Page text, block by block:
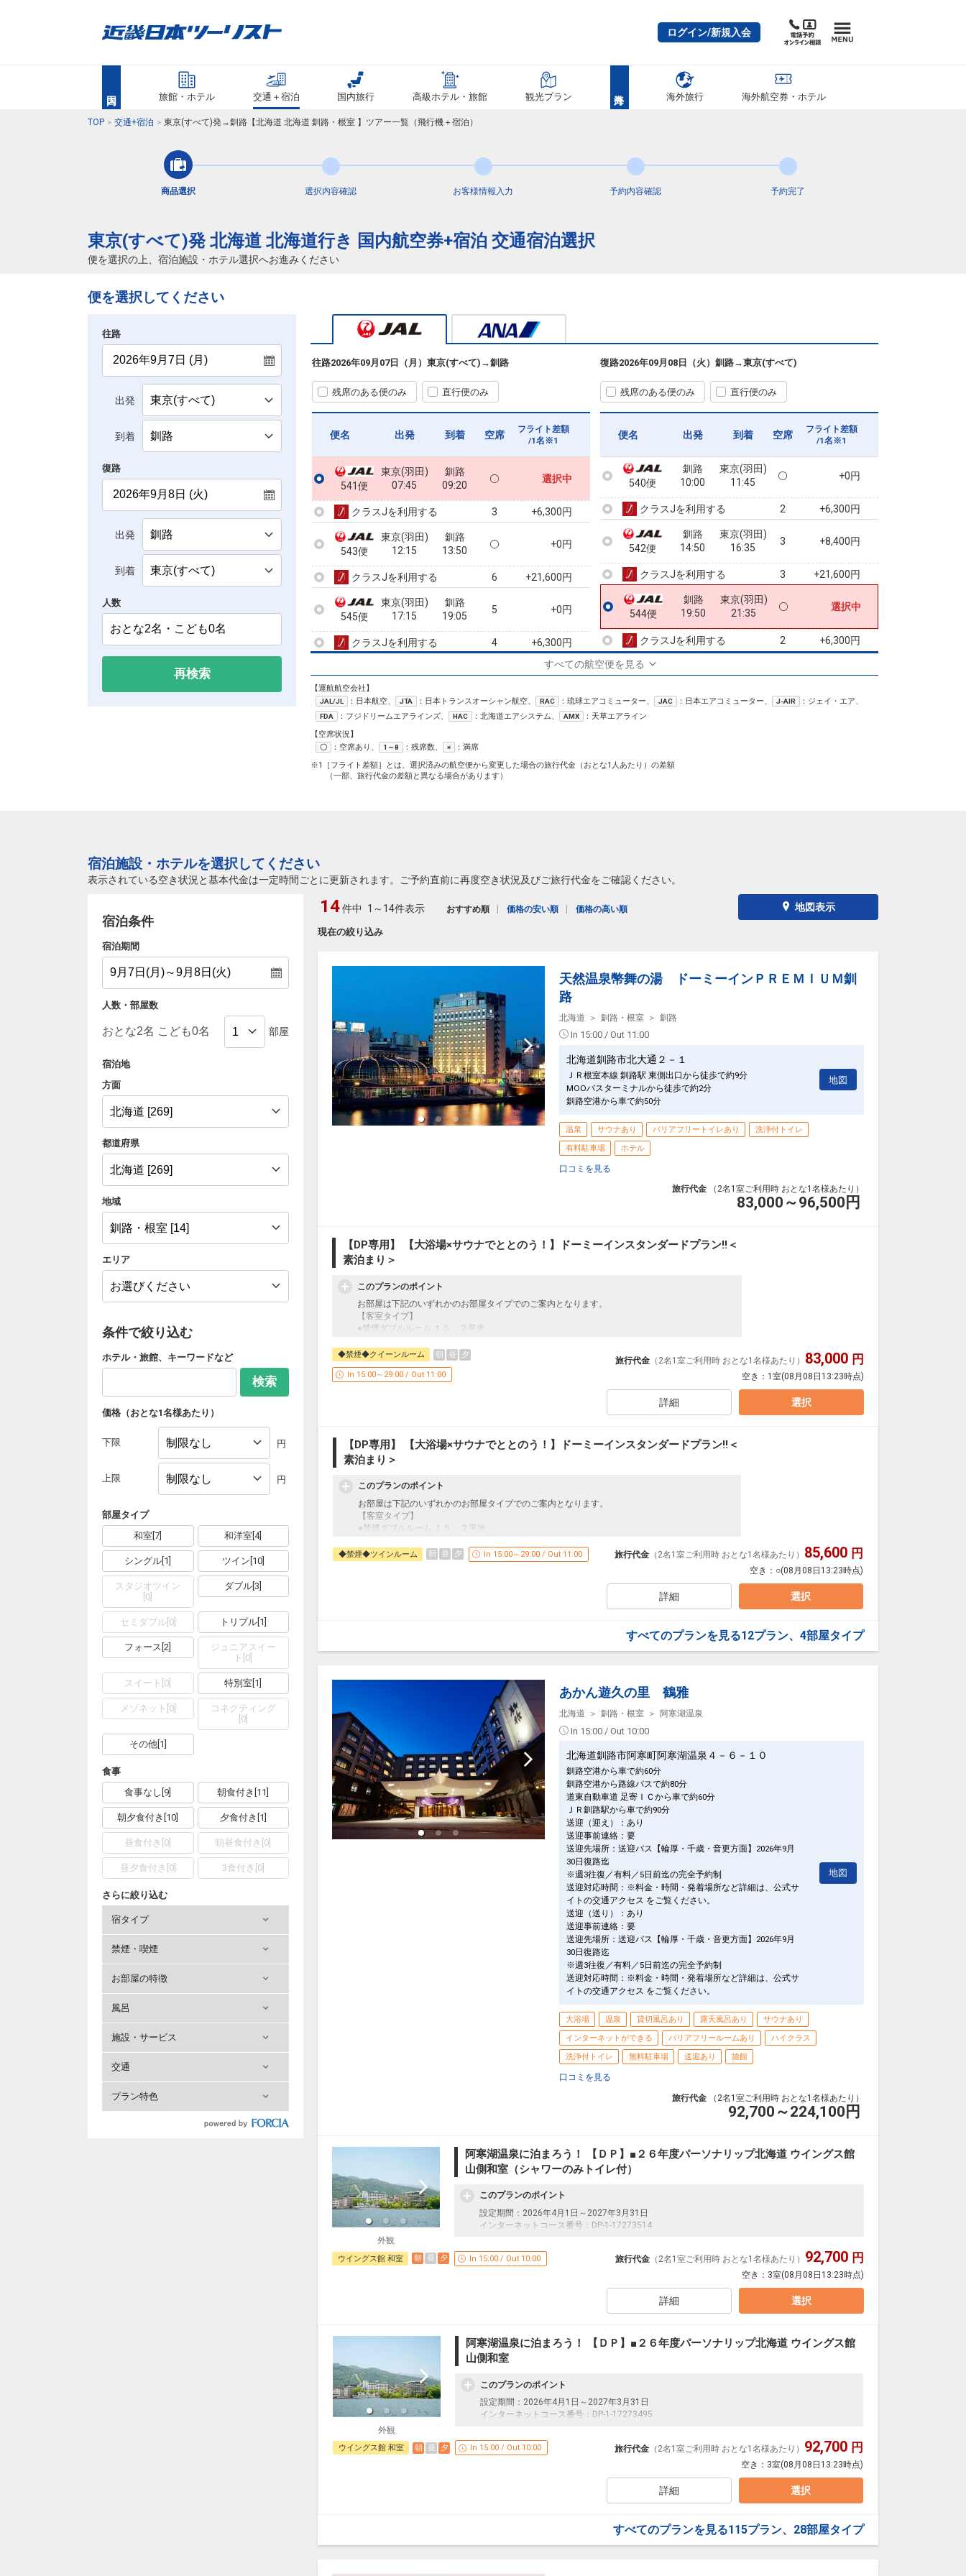
ログイン/新規入会
旅館・ホテル 交通＋宿泊 国内旅行 高級ホテル・旅館 観光プラン 海外旅行 海外航空券・ホテル
TOP 交通+宿泊 東京(すべて)発→釧路【北海道 北海道 釧路・根室 】ツアー一覧（飛行機＋宿泊）
商品選択 選択内容確認 お客様情報 入力 予約内容確認 予約完了
東京(すべて)発 北海道 北海道行き 国内航空券+宿泊 交通宿泊選択
便を選択の上、宿泊施設・ホテル選択へお進みください
便を選択してください
往路
出発
到着
復路
出発
到着
人数
再検索
往路2026年09月07日（月） 東京(すべて) →釧路
残席のある便のみ 直行便のみ
便名 出発 到着 空席
フライト差額
/1名※1
541便
東京(羽田)
07:45
釧路
09:20
選択中
クラスJを利用する 3 +6,300円
543便
東京(羽田)
12:15
釧路
13:50
+0円
クラスJを利用する 6 +21,600円
545便
東京(羽田)
17:15
釧路
19:05
5 +0円
クラスJを利用する 4 +6,300円
復路2026年09月08日（火） 釧路→東京(すべて)
残席のある便のみ 直行便のみ
便名 出発 到着 空席
フライト差額
/1名※1
540便
釧路
10:00
東京(羽田)
11:45
+0円
クラスJを利用する 2 +6,300円
542便
釧路
14:50
東京(羽田)
16:35
3 +8,400円
クラスJを利用する 3 +21,600円
544便
釧路
19:50
東京(羽田)
21:35
選択中
クラスJを利用する 2 +6,300円
すべての航空便を見る
【運航航空会社】
JAL/JL ：日本航空、 JTA ：日本トランスオーシャン航空、 RAC ：琉球エアコミューター、 JAC ：日本エアコミューター、 J-AIR ：ジェイ・エア、
FDA ：フジドリームエアラインズ、 HAC ：北海道エアシステム、 AMX
：天草エアライン
【空席状況】
〇 ：空席あり、 1～8 ：残席数、 ×
：満席
※1［フライト差額］とは、選択済みの航空便から変更した場合の旅行代金（おとな1人あたり）の差額
（一部、旅行代金の差額と異なる場合があります）
宿泊施設・ホテルを選択してください
表示されている空き状況と基本代金は一定時間ごとに更新されます。ご予約直前に再度空き状況及びご旅行代金をご確認ください。
宿泊条件
宿泊期間
人数・部屋数
部屋
宿泊地
方面
都道府県
地域
エリア
条件で絞り込む
ホテル・旅館、キーワードなど
検索
価格（おとな1名様あたり）
下限 円
上限 円
部屋タイプ
和室 [7 和洋室 [4]
シングル 1 ツイン 10]
スタジオツイン
0
ダブル [3
セミダブル[ 0] トリプル[ 1
フォース [2
ジュニアスイー
ト 0
スイート 0 特別室 1
メゾネット 0]
コネクティング
0]
その他[ 1
食事
食事なし 9 朝食付き 11
朝夕食付き 10 夕食付き 1
昼食付き 0 朝昼食付き 0
昼夕食付き 0] 3食付き 0]
さらに絞り込む
宿タイプ
禁煙・喫煙
お部屋の特徴
風呂
施設・サービス
交通
プラン特色
地図表示
現在の絞り込み
14件中 1～14件表示 おすすめ順 価格の安い順 価格の高い順
天然温泉幣舞の湯 ドーミーインＰＲＥＭＩＵＭ釧
路
北海道 釧路・根室 釧路
In 15:00 / Out 11:00
北海道釧路市北大通２－１
ＪＲ根室本線 釧路駅 東側出口から徒歩で約9分
MOOバスターミナルから徒歩で約2分
釧路空港から車で約50分
地図
温泉 サウナあり バリアフリートイレあり
洗浄付トイレ
有料駐車場
ホテル
口コミを見る
旅行代金 （2名1室ご利用時 おとな1名様あたり）
83,000～96,500 円
【DP専用】 【大浴場×サウナでととのう！】ドーミーインスタンダードプラン!!＜
素泊まり＞
このプランのポイント
お部屋は下記のいずれかのお部屋タイプでのご案内となります。
【客室タイプ】
●禁煙ダブルルーム １５．２平米
●禁煙ツインルーム ２１．８平米
●禁煙和風ツインルーム ２１．８平米
『とてつもなく気持ちいい感覚』で『なんとも言えないリフレッシュされた状態』
になり、それを「ととのう」と言われています。
【場所】最上階１３階
【時間】１５：００～翌朝１０：００
※サウナのみ深夜１：００～５：００利用休止
【浴槽】内湯／露天風呂／水風呂／サウナ
【効能】打ち身／外傷／関節痛／筋肉痛／神経痛／冷え症／慢性消化器病 等
※刺青・タトゥー等をされている方のご入浴はお断りしております。
・駐車場につきましてはご到着時係員がご案内いたします。（１泊１台７００円）
・途中出庫、連泊のお客様につきましてはお戻りの際に空いている場所でのご案内となります。
設定期間：2022年1月12日～2027年7月2日
インターネットコース番号：DP-2-200000002707
◆禁煙◆クイーンルーム 朝 昼 夕
In 15:00～29:00 / Out 11:00
旅行代金 （2名1室ご利用時 おとな1名様あたり） 83,000 円
空き： 1室(08月08日13:23時点)
詳細 選択
【DP専用】 【大浴場×サウナでととのう！】ドーミーインスタンダードプラン!!＜
素泊まり＞
このプランのポイント
お部屋は下記のいずれかのお部屋タイプでのご案内となります。
【客室タイプ】
●禁煙ダブルルーム １５．２平米
●禁煙ツインルーム ２１．８平米
●禁煙和風ツインルーム ２１．８平米
『とてつもなく気持ちいい感覚』で『なんとも言えないリフレッシュされた状態』
になり、それを「ととのう」と言われています。
【時間】１５：００～翌朝１０：００
※サウナのみ深夜１：００～５：００利用休止
【浴槽】内湯／露天風呂／水風呂／サウナ
【泉質】ナトリウム・カルシウム塩化物泉
【効能】打ち身／外傷／関節痛／筋肉痛／神経痛／冷え症／慢性消化器病 等
※刺青・タトゥー等をされている方のご入浴はお断りしております。
■駐車場のご案内■
・駐車場につきましてはご到着時係員がご案内いたします。（１泊１台７００円）
・途中出庫、連泊のお客様につきましてはお戻りの際に空いている場所でのご案内となります。
※スペースの確保は出来かねます。何卒ご了承下さいませ。
・ホテル駐車場満車の際は当館ご指定の駐車場に限り１泊１台７００円にてご案内させて頂きま
◆禁煙◆ツインルーム 朝 昼 夕 In 15:00～29:00 / Out 11:00 旅行代金 （2名1室ご利用時 おとな1名様あたり） 85,600 円
空き： ○(08月08日13:23時点)
詳細 選択
すべてのプランを見る12プラン、4部屋タイプ
あかん遊久の里 鶴雅
北海道 釧路・根室 阿寒湖温泉
In 15:00 / Out 10:00
北海道釧路市阿寒町阿寒湖温泉４－６－１０
釧路空港から車で約60分
釧路空港から路線バスで約80分
道東自動車道 足寄ＩＣから車で約60分
ＪＲ釧路駅から車で約90分
送迎（迎え）：あり
送迎事前連絡：要
送迎先場所：送迎バス【輪厚・千歳・音更方面】2026年9月
30日復路迄
※週3往復／有料／5日前迄の完全予約制
送迎対応時間：※料金・時間・発着場所など詳細は、公式サ
イトの交通アクセス をご覧ください。
送迎（送り）：あり
送迎事前連絡：要
送迎先場所：送迎バス【輪厚・千歳・音更方面】2026年9月
30日復路迄
※週3往復／有料／5日前迄の完全予約制
送迎対応時間：※料金・時間・発着場所など詳細は、公式サ
イトの交通アクセス をご覧ください。
地図
大浴場 温泉 貸切風呂あり 露天風呂あり
サウナあり
インターネットができる
バリアフリールームあり
ハイクラス
洗浄付トイレ
無料駐車場 送迎あり 旅館
口コミを見る
旅行代金 （2名1室ご利用時 おとな1名様あたり）
92,700～224,100 円
外観
阿寒湖温泉に泊まろう！ 【ＤＰ】■２６年度パーソナリップ北海道 ウイングス館
山側和室（シャワーのみトイレ付）
このプランのポイント
設定期間：2026年4月1日～2027年3月31日
インターネットコース番号：DP-1-17273514
ウイングス館 和室 朝 昼 夕 In 15:00 / Out 10:00 旅行代金 （2名1室ご利用時 おとな1名様あたり） 92,700 円
空き： 3室(08月08日13:23時点)
詳細 選択
外観
阿寒湖温泉に泊まろう！ 【ＤＰ】■２６年度パーソナリップ北海道 ウイングス館
山側和室
このプランのポイント
設定期間：2026年4月1日～2027年3月31日
インターネットコース番号：DP-1-17273495
ウイングス館 和室 朝 昼 夕 In 15:00 / Out 10:00 旅行代金 （2名1室ご利用時 おとな1名様あたり） 92,700 円
空き： 3室(08月08日13:23時点)
詳細 選択
すべてのプランを見る115プラン、28部屋タイプ